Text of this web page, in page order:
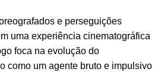
e perseguições
uma experiência cinematográfica
foca na evolução do
como um agente bruto e impulsivo